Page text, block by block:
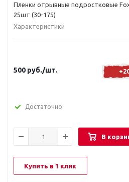
Пленки отрывные подростковые
25шт (30-175)
Характеристики
500 руб./шт.
Достаточно
В
Купить в 1 клик